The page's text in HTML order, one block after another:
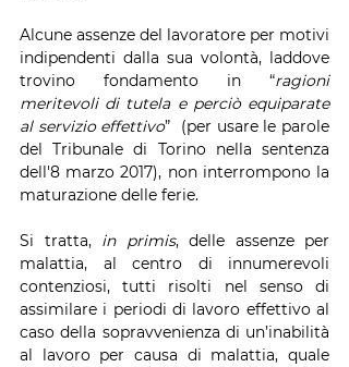
Alcune assenze del lavoratore per motivi
indipendenti dalla sua volontà, laddove
trovino fondamento in “ragioni
meritevoli di tutela e perciò equiparate
al servizio effettivo”  (per usare le parole
del Tribunale di Torino nella sentenza
dell'8 marzo 2017), non interrompono la
maturazione delle ferie.
Si tratta, in primis, delle assenze per
malattia, al centro di innumerevoli
contenziosi, tutti risolti nel senso di
assimilare i periodi di lavoro effettivo al
caso della sopravvenienza di un’inabilità
al lavoro per causa di malattia, quale